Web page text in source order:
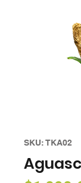
SKU: TKA02